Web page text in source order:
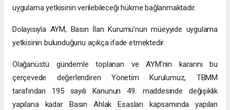
uygulama yetkisinin verilebileceği hükme bağlanmaktadır.
Dolayısıyla AYM, Basın İlan Kurumu’nun müeyyide uygulama
yetkisinin bulunduğunu açıkça ifade etmektedir.
Olağanüstü gündemle toplanan ve AYM’nin kararını bu
çerçevede değerlendiren Yönetim Kurulumuz, TBMM
tarafından 195 sayılı Kanunun 49. maddesinde değişiklik
yapılana kadar Basın Ahlak Esasları kapsamında yapılan